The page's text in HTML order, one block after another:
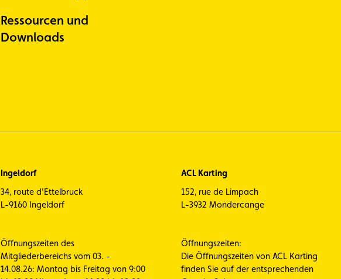
Ressourcen und
Downloads
Ingeldorf
34, route d'Ettelbruck
L-9160 Ingeldorf
Öffnungszeiten des
Mitgliederbereichs vom 03. -
14.08.26: Montag bis Freitag von 9:00
ACL Karting
152, rue de Limpach
L-3932 Mondercange
Öffnungszeiten:
Die Öffnungszeiten von ACL Karting
finden Sie auf der entsprechenden